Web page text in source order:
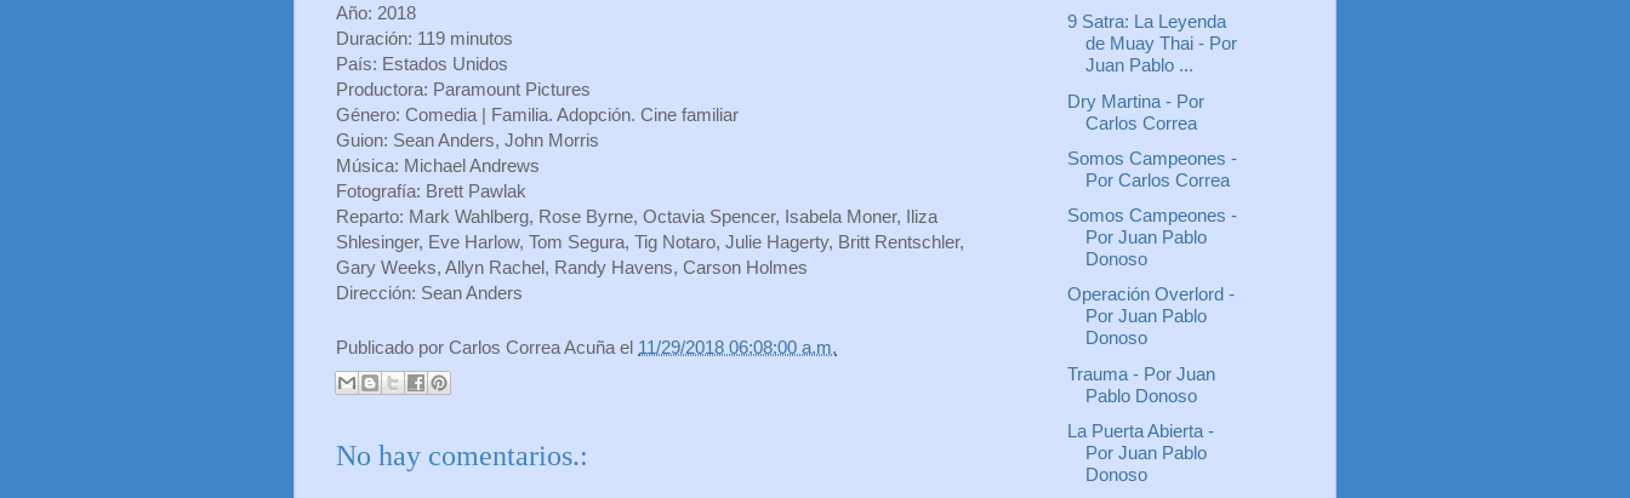
Año: 2018
Duración: 119 minutos
País: Estados Unidos
Productora: Paramount Pictures
Género: Comedia | Familia. Adopción. Cine familiar
Guion: Sean Anders, John Morris
Música: Michael Andrews
Fotografía: Brett Pawlak
Reparto: Mark Wahlberg, Rose Byrne, Octavia Spencer, Isabela Moner, Iliza
Shlesinger, Eve Harlow, Tom Segura, Tig Notaro, Julie Hagerty, Britt Rentschler,
Gary Weeks, Allyn Rachel, Randy Havens, Carson Holmes
Dirección: Sean Anders
Publicado por Carlos Correa Acuña el 11/29/2018 06:08:00 a.m.
No hay comentarios.:
9 Satra: La Leyenda
de Muay Thai - Por
Juan Pablo ...
Dry Martina - Por
Carlos Correa
Somos Campeones -
Por Carlos Correa
Somos Campeones -
Por Juan Pablo
Donoso
Operación Overlord -
Por Juan Pablo
Donoso
Trauma - Por Juan
Pablo Donoso
La Puerta Abierta -
Por Juan Pablo
Donoso